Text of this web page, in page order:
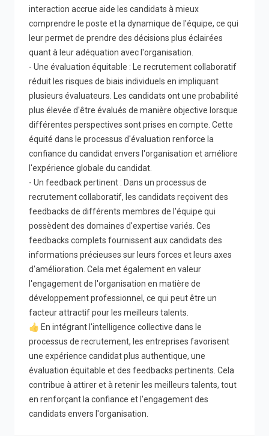
interaction accrue aide les candidats à mieux
comprendre le poste et la dynamique de l'équipe, ce qui
leur permet de prendre des décisions plus éclairées
quant à leur adéquation avec l'organisation.
- Une évaluation équitable : Le recrutement collaboratif
réduit les risques de biais individuels en impliquant
plusieurs évaluateurs. Les candidats ont une probabilité
plus élevée d'être évalués de manière objective lorsque
différentes perspectives sont prises en compte. Cette
équité dans le processus d'évaluation renforce la
confiance du candidat envers l'organisation et améliore
l'expérience globale du candidat.
- Un feedback pertinent : Dans un processus de
recrutement collaboratif, les candidats reçoivent des
feedbacks de différents membres de l'équipe qui
possèdent des domaines d'expertise variés. Ces
feedbacks complets fournissent aux candidats des
informations précieuses sur leurs forces et leurs axes
d'amélioration. Cela met également en valeur
l'engagement de l'organisation en matière de
développement professionnel, ce qui peut être un
facteur attractif pour les meilleurs talents.
👍 En intégrant l'intelligence collective dans le
processus de recrutement, les entreprises favorisent
une expérience candidat plus authentique, une
évaluation équitable et des feedbacks pertinents. Cela
contribue à attirer et à retenir les meilleurs talents, tout
en renforçant la confiance et l'engagement des
candidats envers l'organisation.